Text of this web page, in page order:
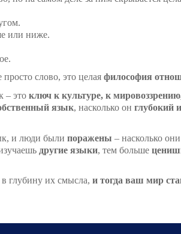
или ниже.
слово, это целая философия
– это ключ к культуре, к
язык, насколько он глубокий и
и люди были поражены – насколько они
другие языки, тем больше
глубину их смысла, и тогда ваш мир